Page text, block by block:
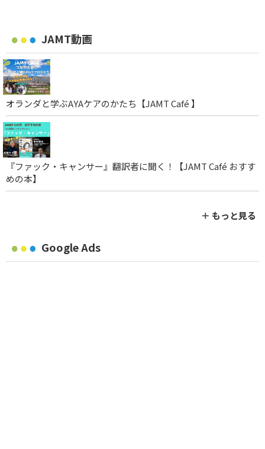
JAMT動画
オランダと学ぶAYAケアのかたち【JAMT Café 】
『ファック・キャンサー』翻訳者に聞く！【JAMT Café おすす
めの本】
＋ もっと見る
Google Ads